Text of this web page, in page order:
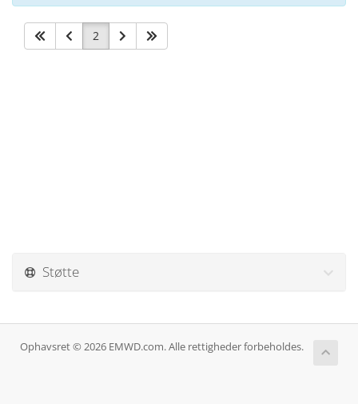
2
Støtte
Ophavsret © 2026 EMWD.com. Alle rettigheder forbeholdes.